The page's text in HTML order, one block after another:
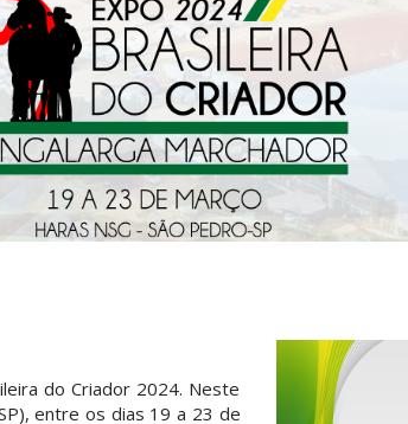
do Criador 2024. Neste
entre os dias 19 a 23 de